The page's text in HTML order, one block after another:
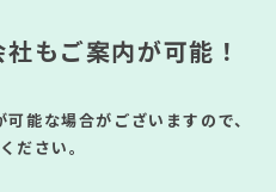
もご案内が可能！
能な場合がございますので、
ださい。